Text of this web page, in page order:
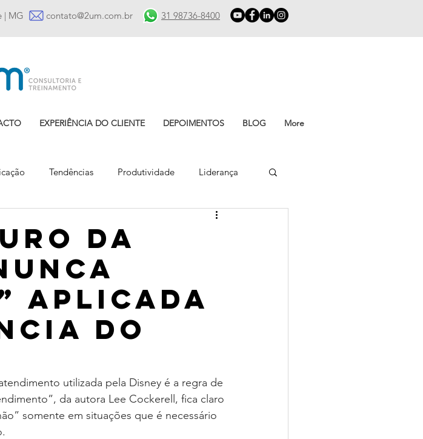
| MG contato@2um.com.br 31 98736-8400
EXPERIÊNCIA DO CLIENTE DEPOIMENTOS BLOG More
Tendências Produtividade Liderança
da
aplicada
do
utilizada pela Disney é a regra de
da autora Lee Cockerell, fica claro
somente em situações que é necessário